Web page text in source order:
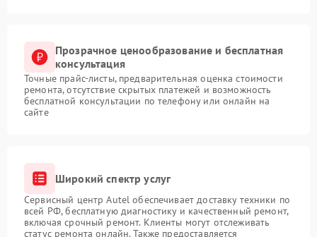
Прозрачное ценообразование и бесплатная
консультация
Точные прайс-листы, предварительная оценка стоимости
ремонта, отсутствие скрытых платежей и возможность
бесплатной консультации по телефону или онлайн на
сайте
Широкий спектр услуг
Сервисный центр Autel обеспечивает доставку техники по
всей РФ, бесплатную диагностику и качественный ремонт,
включая срочный ремонт. Клиенты могут отслеживать
статус ремонта онлайн. Также предоставляется